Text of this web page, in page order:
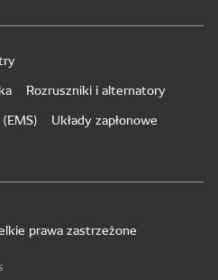
Rozruszniki i alternatory
Układy zapłonowe
prawa zastrzeżone